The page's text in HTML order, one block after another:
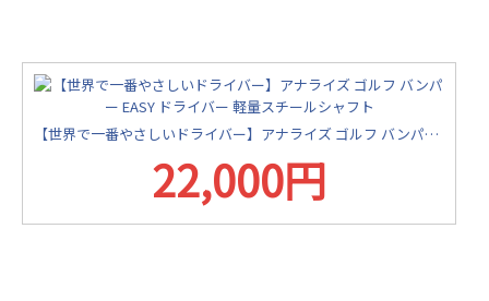
【世界で一番やさしいドライバー】アナライズ ゴルフ バンパー EASY ドライバー 軽量スチールシャフト
22,000円